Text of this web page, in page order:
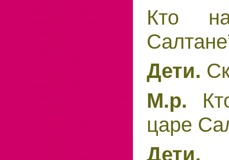
Кто
Дети.
М.р.
царе